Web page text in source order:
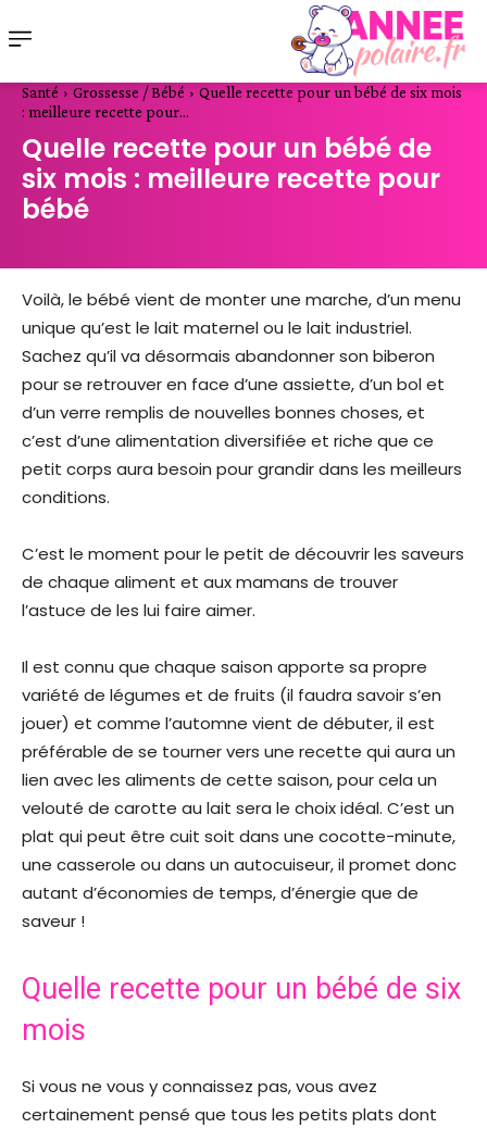
Santé Grossesse / Bébé
Quelle recette pour un bébé de six mois
: meilleure recette pour...
Quelle recette pour un bébé de
six mois : meilleure recette pour
bébé
Voilà, le bébé vient de monter une marche, d’un menu
unique qu’est le lait maternel ou le lait industriel.
Sachez qu’il va désormais abandonner son biberon
pour se retrouver en face d’une assiette, d’un bol et
d’un verre remplis de nouvelles bonnes choses, et
c’est d’une alimentation diversifiée et riche que ce
petit corps aura besoin pour grandir dans les meilleurs
conditions.
C’est le moment pour le petit de découvrir les saveurs
de chaque aliment et aux mamans de trouver
l’astuce de les lui faire aimer.
Il est connu que chaque saison apporte sa propre
variété de légumes et de fruits (il faudra savoir s’en
jouer) et comme l’automne vient de débuter, il est
préférable de se tourner vers une recette qui aura un
lien avec les aliments de cette saison, pour cela un
velouté de carotte au lait sera le choix idéal. C’est un
plat qui peut être cuit soit dans une cocotte-minute,
une casserole ou dans un autocuiseur, il promet donc
autant d’économies de temps, d’énergie que de
saveur !
Quelle recette pour un bébé de six
mois
Si vous ne vous y connaissez pas, vous avez
certainement pensé que tous les petits plats dont